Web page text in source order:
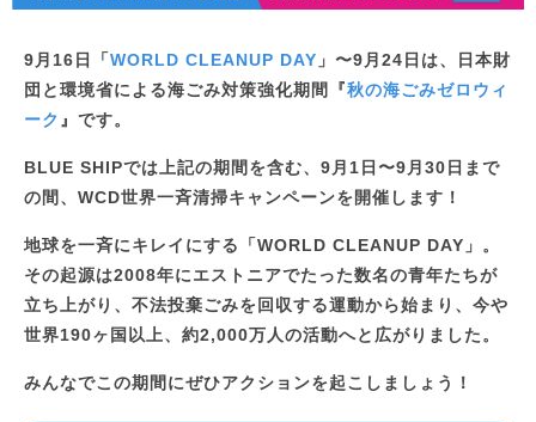
9月16日「WORLD CLEANUP DAY 」〜9月24日は、日本財
団と環境省による海ごみ対策強化期間『秋の海ごみゼロウィ
ーク 』です。
BLUE SHIPでは上記の期間を含む、9月1日〜9月30日まで
の間、 WCD世界一斉清掃キャンペーンを開催します！
地球を一斉にキレイにする「WORLD CLEANUP DAY」。
その起源は2008年にエストニアでたった数名の青年たちが
立ち上がり、 不法投棄ごみを回収する運動から始まり、今や
世界190ヶ国以上、約2,000万人の活動へと広がりました。
みんなでこの期間にぜひアクションを起こしましょう！